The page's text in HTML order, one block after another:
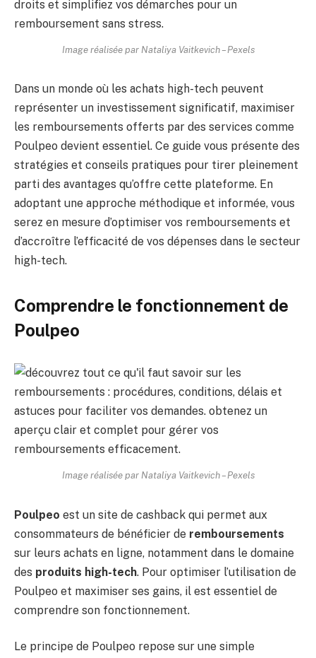
Image réalisée par Nataliya Vaitkevich – Pexels
Dans un monde où les achats high-tech peuvent
représenter un investissement significatif, maximiser
les remboursements offerts par des services comme
Poulpeo devient essentiel. Ce guide vous présente des
stratégies et conseils pratiques pour tirer pleinement
parti des avantages qu’offre cette plateforme. En
adoptant une approche méthodique et informée, vous
serez en mesure d’optimiser vos remboursements et
d’accroître l’efficacité de vos dépenses dans le secteur
high-tech.
Comprendre le fonctionnement de
Poulpeo
Image réalisée par Nataliya Vaitkevich – Pexels
Poulpeo est un site de cashback qui permet aux
consommateurs de bénéficier de remboursements
sur leurs achats en ligne, notamment dans le domaine
des produits high-tech. Pour optimiser l’utilisation de
Poulpeo et maximiser ses gains, il est essentiel de
comprendre son fonctionnement.
Le principe de Poulpeo repose sur une simple